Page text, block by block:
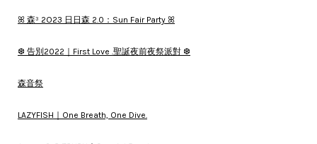
ꕤ 森³ 2O23 日日森 2.0：Sun Fair Party ꕤ
❆ 告別2022｜First Love .聖誕夜前夜祭派對 ❆
森音祭
LAZYFISH｜One Breath, One Dive.